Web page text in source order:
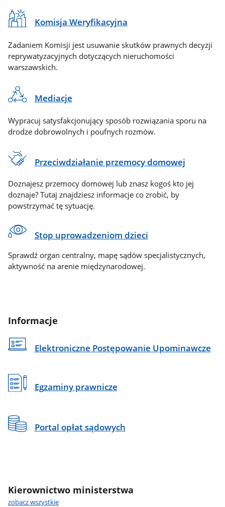
Komisja Weryfikacyjna
Zadaniem Komisji jest usuwanie skutków prawnych decyzji
reprywatyzacyjnych dotyczących nieruchomości
warszawskich.
Mediacje
Wypracuj satysfakcjonujący sposób rozwiązania sporu na
drodze dobrowolnych i poufnych rozmów.
Przeciwdziałanie przemocy domowej
Doznajesz przemocy domowej lub znasz kogoś kto jej
doznaje? Tutaj znajdziesz informacje co zrobić, by
powstrzymać tę sytuację.
Stop uprowadzeniom dzieci
Sprawdź organ centralny, mapę sądów specjalistycznych,
aktywność na arenie międzynarodowej.
Informacje
Elektroniczne Postępowanie Upominawcze
Egzaminy prawnicze
Portal opłat sądowych
Kierownictwo ministerstwa
zobacz wszystkie